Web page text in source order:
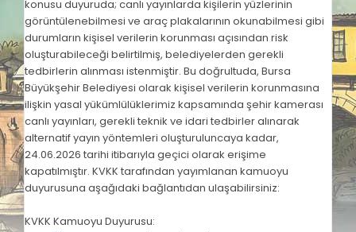
konusu duyuruda; canlı yayınlarda kişilerin yüzlerinin
görüntülenebilmesi ve araç plakalarının okunabilmesi gibi
durumların kişisel verilerin korunması açısından risk
oluşturabileceği belirtilmiş, belediyelerden gerekli
tedbirlerin alınması istenmiştir. Bu doğrultuda, Bursa
Büyükşehir Belediyesi olarak kişisel verilerin korunmasına
ilişkin yasal yükümlülüklerimiz kapsamında şehir kamerası
canlı yayınları, gerekli teknik ve idari tedbirler alınarak
alternatif yayın yöntemleri oluşturuluncaya kadar,
24.06.2026 tarihi itibarıyla geçici olarak erişime
kapatılmıştır. KVKK tarafından yayımlanan kamuoyu
duyurusuna aşağıdaki bağlantıdan ulaşabilirsiniz:
KVKK Kamuoyu Duyurusu: